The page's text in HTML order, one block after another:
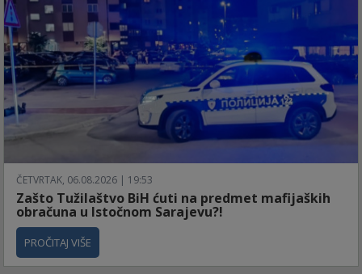
ČETVRTAK, 06.08.2026 | 19:53
Zašto Tužilaštvo BiH ćuti na predmet mafijaških
obračuna u Istočnom Sarajevu?!
PROČITAJ VIŠE